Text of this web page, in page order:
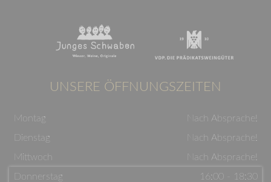
UNSERE ÖFFNUNGSZEITEN
Montag
Nach Absprache!
Dienstag
Nach Absprache!
Mittwoch
Nach Absprache!
Donnerstag
16:00 - 18:30